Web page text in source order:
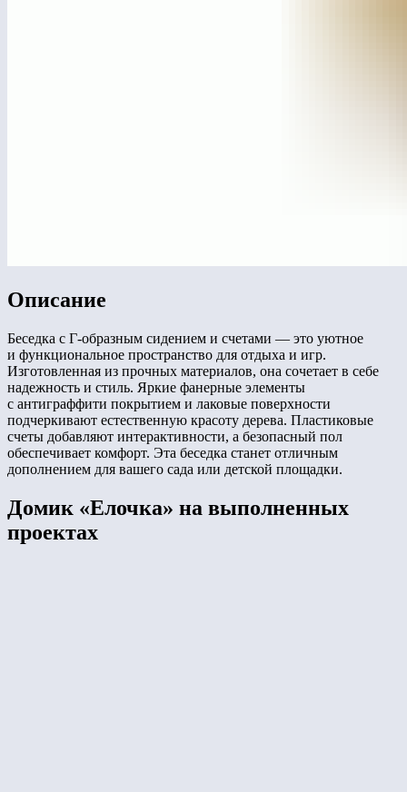
Описание
Беседка с Г-образным сидением и счетами — это уютное
и функциональное пространство для отдыха и игр.
Изготовленная из прочных материалов, она сочетает в себе
надежность и стиль. Яркие фанерные элементы
с антиграффити покрытием и лаковые поверхности
подчеркивают естественную красоту дерева. Пластиковые
счеты добавляют интерактивности, а безопасный пол
обеспечивает комфорт. Эта беседка станет отличным
дополнением для вашего сада или детской площадки.
Домик «Елочка» на выполненных
проектах